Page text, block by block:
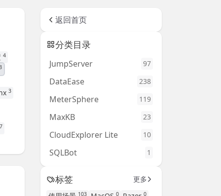
4
3
返回首页
分类目录
JumpServer 97
DataEase 238
MeterSphere 119
MaxKB 23
CloudExplorer Lite 10
SQLBot 1
标签
更多
103 0 0